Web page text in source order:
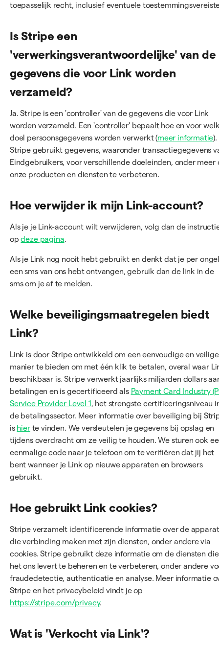
toepasselijk recht, inclusief eventuele
Is Stripe een
'verwerkingsverantwoordelijke' van de
gegevens die voor Link worden
verzameld?
Ja. Stripe is een 'controller' van de gegevens die voor Link
worden verzameld. Een 'controller' bepaalt hoe en voor
doel persoonsgegevens worden verwerkt (meer informatie).
Stripe gebruikt gegevens, waaronder transactiegegevens
Eindgebruikers, voor verschillende doeleinden, onder meer
onze producten en diensten te verbeteren.
Hoe verwijder ik mijn Link-account?
Als je je Link-account wilt verwijderen, volg dan de
opdeze pagina.
Als je Link nog nooit hebt gebruikt en denkt dat je per
een sms van ons hebt ontvangen, gebruik dan de link in de
sms om je af te melden.
Welke beveiligingsmaatregelen biedt
Link?
Link is door Stripe ontwikkeld om een eenvoudige en veilige
manier te bieden om met één klik te betalen, overal waar
beschikbaar is. Stripe verwerkt jaarlijks miljarden dollars
betalingen en is gecertificeerd als Payment Card Industry
Service Provider Level 1 , het strengste certificeringsniveau
de betalingssector. Meer informatie over beveiliging bij
is hierte vinden. We versleutelen je gegevens bij opslag en
tijdens overdracht om ze veilig te houden. We sturen ook
eenmalige code naar je telefoon om te verifiëren dat jij het
bent wanneer je Link op nieuwe apparaten en browsers
gebruikt.
Hoe gebruikt Link cookies?
Stripe verzamelt identificerende informatie over de
die verbinding maken met zijn diensten, onder andere via
cookies. Stripe gebruikt deze informatie om de diensten die
het ons levert te beheren en te verbeteren, onder andere
fraudedetectie, authenticatie en analyse. Meer informatie
Stripe en het privacybeleid vindt je op
https://stripe.com/privacy.
Wat is 'Verkocht via Link'?